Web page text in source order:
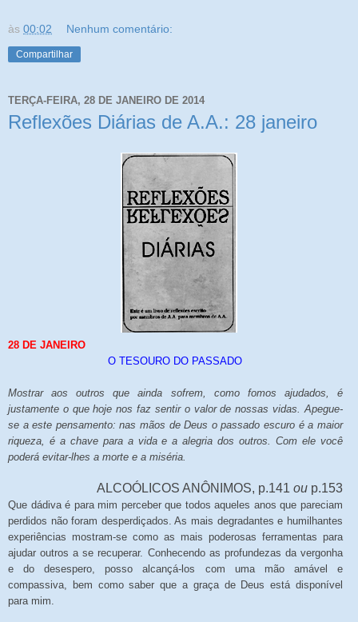
às 00:02 Nenhum comentário:
Compartilhar
TERÇA-FEIRA, 28 DE JANEIRO DE 2014
Reflexões Diárias de A.A.: 28 janeiro
28 DE JANEIRO
O TESOURO DO PASSADO
Mostrar aos outros que ainda sofrem, como fomos ajudados, é
justamente o que hoje nos faz sentir o valor de nossas vidas. Apegue-
se a este pensamento: nas mãos de Deus o passado escuro é a maior
riqueza, é a chave para a vida e a alegria dos outros. Com ele você
poderá evitar-lhes a morte e a miséria.
ALCOÓLICOS ANÔNIMOS, p.141 oup.153
Que dádiva é para mim perceber que todos aqueles anos que pareciam
perdidos não foram desperdiçados. As mais degradantes e humilhantes
experiências mostram-se como as mais poderosas ferramentas para
ajudar outros a se recuperar. Conhecendo as profundezas da vergonha
e do desespero, posso alcançá-los com uma mão amável e
compassiva, bem como saber que a graça de Deus está disponível
para mim.